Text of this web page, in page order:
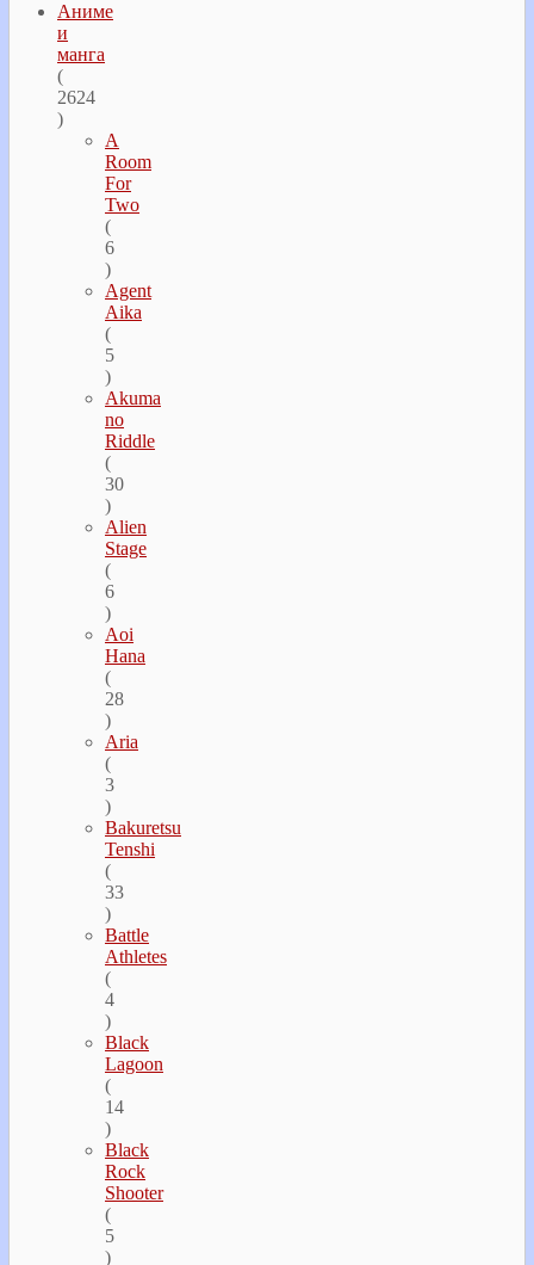
Аниме
и
манга
(
2624
)
A
Room
For
Two
(
6
)
Agent
Aika
(
5
)
Akuma
no
Riddle
(
30
)
Alien
Stage
(
6
)
Aoi
Hana
(
28
)
Aria
(
3
)
Bakuretsu
Tenshi
(
33
)
Battle
Athletes
(
4
)
Black
Lagoon
(
14
)
Black
Rock
Shooter
(
5
)